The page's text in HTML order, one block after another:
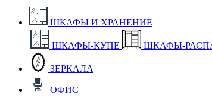
ШКАФЫ И ХРАНЕНИЕ
ШКАФЫ-КУПЕ ШКАФЫ-
ЗЕРКАЛА
ОФИС